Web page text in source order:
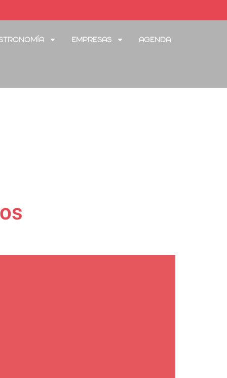
Empresas Agenda